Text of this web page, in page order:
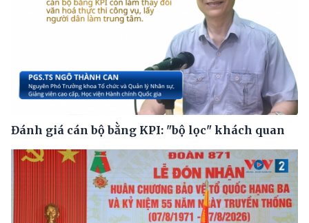
Đánh giá cán bộ bằng KPI: "bộ lọc" khách quan